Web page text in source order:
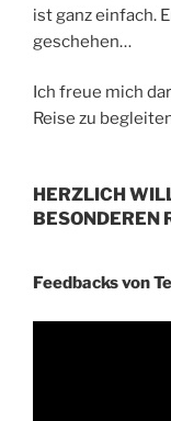
ist ganz einfach.
geschehen…
Ich freue mich
Reise zu
HERZLICH
BESONDEREN
Feedbacks von